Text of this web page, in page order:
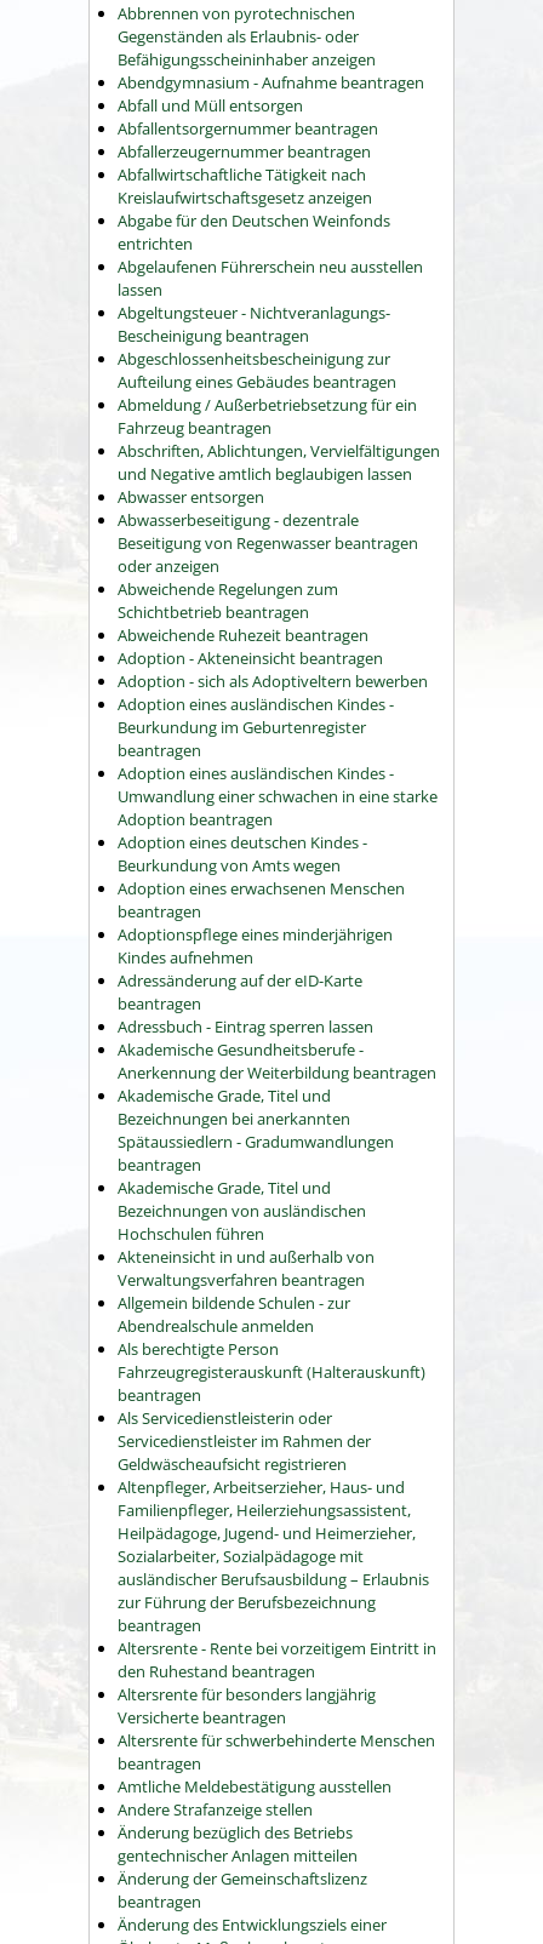
Abbrennen von pyrotechnischen
Gegenständen als Erlaubnis- oder
Befähigungsscheininhaber anzeigen
Abendgymnasium - Aufnahme beantragen
Abfall und Müll entsorgen
Abfallentsorgernummer beantragen
Abfallerzeugernummer beantragen
Abfallwirtschaftliche Tätigkeit nach
Kreislaufwirtschaftsgesetz anzeigen
Abgabe für den Deutschen Weinfonds
entrichten
Abgelaufenen Führerschein neu ausstellen
lassen
Abgeltungsteuer - Nichtveranlagungs-
Bescheinigung beantragen
Abgeschlossenheitsbescheinigung zur
Aufteilung eines Gebäudes beantragen
Abmeldung / Außerbetriebsetzung für ein
Fahrzeug beantragen
Abschriften, Ablichtungen, Vervielfältigungen
und Negative amtlich beglaubigen lassen
Abwasser entsorgen
Abwasserbeseitigung - dezentrale
Beseitigung von Regenwasser beantragen
oder anzeigen
Abweichende Regelungen zum
Schichtbetrieb beantragen
Abweichende Ruhezeit beantragen
Adoption - Akteneinsicht beantragen
Adoption - sich als Adoptiveltern bewerben
Adoption eines ausländischen Kindes -
Beurkundung im Geburtenregister
beantragen
Adoption eines ausländischen Kindes -
Umwandlung einer schwachen in eine starke
Adoption beantragen
Adoption eines deutschen Kindes -
Beurkundung von Amts wegen
Adoption eines erwachsenen Menschen
beantragen
Adoptionspflege eines minderjährigen
Kindes aufnehmen
Adressänderung auf der eID-Karte
beantragen
Adressbuch - Eintrag sperren lassen
Akademische Gesundheitsberufe -
Anerkennung der Weiterbildung beantragen
Akademische Grade, Titel und
Bezeichnungen bei anerkannten
Spätaussiedlern - Gradumwandlungen
beantragen
Akademische Grade, Titel und
Bezeichnungen von ausländischen
Hochschulen führen
Akteneinsicht in und außerhalb von
Verwaltungsverfahren beantragen
Allgemein bildende Schulen - zur
Abendrealschule anmelden
Als berechtigte Person
Fahrzeugregisterauskunft (Halterauskunft)
beantragen
Als Servicedienstleisterin oder
Servicedienstleister im Rahmen der
Geldwäscheaufsicht registrieren
Altenpfleger, Arbeitserzieher, Haus- und
Familienpfleger, Heilerziehungsassistent,
Heilpädagoge, Jugend- und Heimerzieher,
Sozialarbeiter, Sozialpädagoge mit
ausländischer Berufsausbildung – Erlaubnis
zur Führung der Berufsbezeichnung
beantragen
Altersrente - Rente bei vorzeitigem Eintritt in
den Ruhestand beantragen
Altersrente für besonders langjährig
Versicherte beantragen
Altersrente für schwerbehinderte Menschen
beantragen
Amtliche Meldebestätigung ausstellen
Andere Strafanzeige stellen
Änderung bezüglich des Betriebs
gentechnischer Anlagen mitteilen
Änderung der Gemeinschaftslizenz
beantragen
Änderung des Entwicklungsziels einer